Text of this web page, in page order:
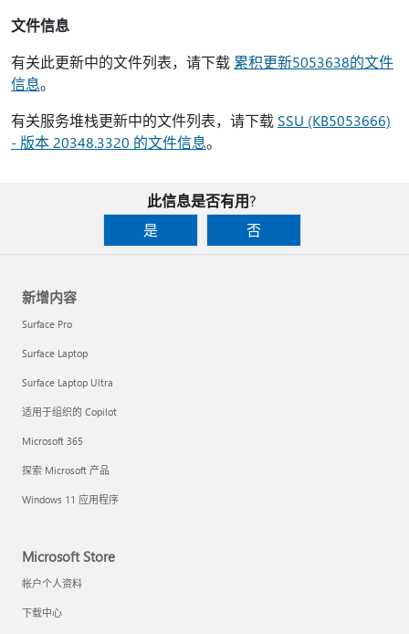
文件信息
有关此更新中的文件列表，请下载 累积更新5053638的文件
信息。
有关服务堆栈更新中的文件列表，请下载 SSU (KB5053666)
- 版本 20348.3320 的文件信息。
此信息是否有用?
是
否
新增内容
Surface Pro
Surface Laptop
Surface Laptop Ultra
适用于组织的 Copilot
Microsoft 365
探索 Microsoft 产品
Windows 11 应用程序
Microsoft Store
帐户个人资料
下载中心